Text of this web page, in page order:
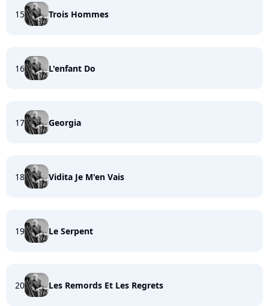
15 Trois Hommes
16 L'enfant Do
17 Georgia
18 Vidita Je M'en Vais
19 Le Serpent
20 Les Remords Et Les Regrets